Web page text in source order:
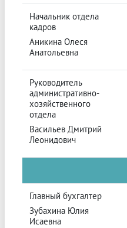
Начальник отдела
кадров
Аникина Олеся
Анатольевна
Руководитель
административно-
хозяйственного
отдела
Васильев Дмитрий
Леонидович
Главный бухгалтер
Зубахина Юлия
Исаевна